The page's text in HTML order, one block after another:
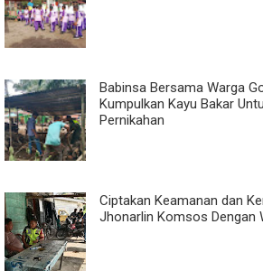
Babinsa Bersama Warga
Kumpulkan Kayu Bakar
Pernikahan
Ciptakan Keamanan dan
Jhonarlin Komsos Dengan